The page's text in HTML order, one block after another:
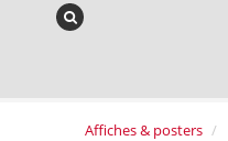
Affiches & posters